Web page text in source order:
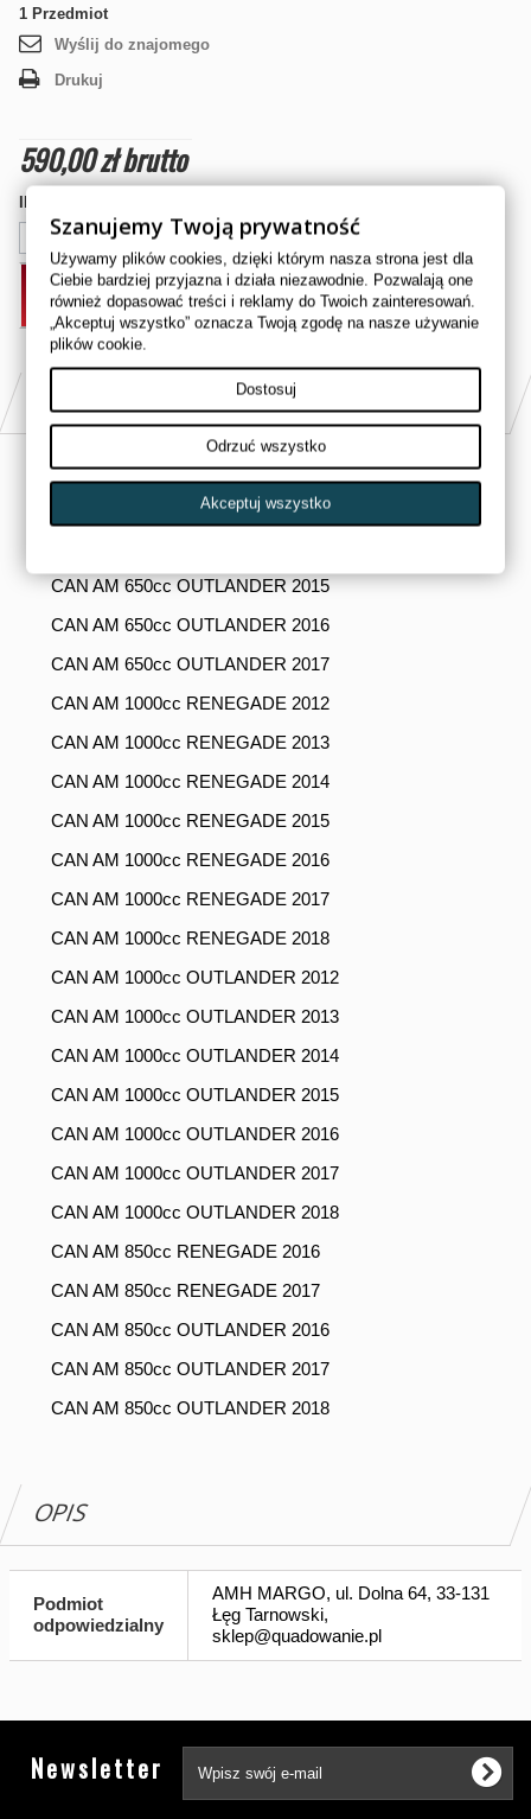
1 Przedmiot
Wyślij do znajomego
Drukuj
590,00 złbrutto
DODAJ DO KOSZYKA
PASUJE DO
CAN AM 650cc OUTLANDER 2012
CAN AM 650cc OUTLANDER 2013
CAN AM 650cc OUTLANDER 2015
CAN AM 650cc OUTLANDER 2016
CAN AM 650cc OUTLANDER 2017
CAN AM 1000cc RENEGADE 2012
CAN AM 1000cc RENEGADE 2013
CAN AM 1000cc RENEGADE 2014
CAN AM 1000cc RENEGADE 2015
CAN AM 1000cc RENEGADE 2016
CAN AM 1000cc RENEGADE 2017
CAN AM 1000cc RENEGADE 2018
CAN AM 1000cc OUTLANDER 2012
CAN AM 1000cc OUTLANDER 2013
CAN AM 1000cc OUTLANDER 2014
CAN AM 1000cc OUTLANDER 2015
CAN AM 1000cc OUTLANDER 2016
CAN AM 1000cc OUTLANDER 2017
CAN AM 1000cc OUTLANDER 2018
CAN AM 850cc RENEGADE 2016
CAN AM 850cc RENEGADE 2017
CAN AM 850cc OUTLANDER 2016
CAN AM 850cc OUTLANDER 2017
CAN AM 850cc OUTLANDER 2018
OPIS
Podmiot
odpowiedzialny
AMH MARGO, ul. Dolna 64, 33-131
Łęg Tarnowski,
sklep@quadowanie.pl
Newsletter
Szanujemy Twoją prywatność
Używamy plików cookies, dzięki którym nasza strona jest dla
Ciebie bardziej przyjazna i działa niezawodnie. Pozwalają one
również dopasować treści i reklamy do Twoich zainteresowań.
„Akceptuj wszystko” oznacza Twoją zgodę na nasze używanie
plików cookie.
Dostosuj
Odrzuć wszystko
Akceptuj wszystko